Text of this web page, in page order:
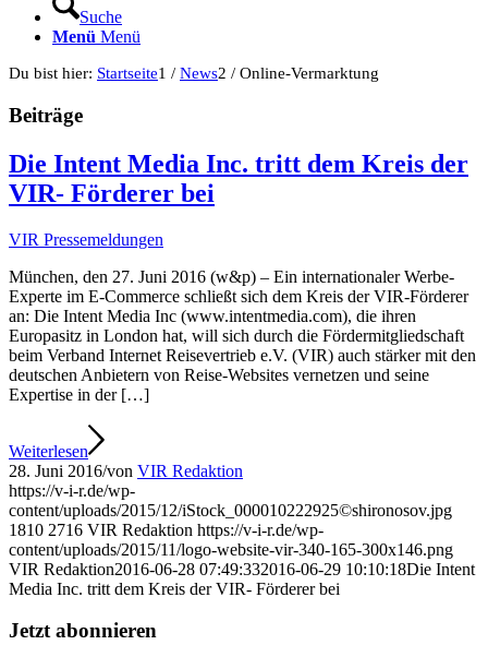
Suche
Menü Menü
Du bist hier: Startseite1 / News2 / Online-Vermarktung
Beiträge
Die Intent Media Inc. tritt dem Kreis der
VIR- Förderer bei
VIR Pressemeldungen
München, den 27. Juni 2016 (w&p) – Ein internationaler Werbe-
Experte im E-Commerce schließt sich dem Kreis der VIR-Förderer
an: Die Intent Media Inc (www.intentmedia.com), die ihren
Europasitz in London hat, will sich durch die Fördermitgliedschaft
beim Verband Internet Reisevertrieb e.V. (VIR) auch stärker mit den
deutschen Anbietern von Reise-Websites vernetzen und seine
Expertise in der […]
Weiterlesen
28. Juni 2016/von VIR Redaktion
https://v-i-r.de/wp-
content/uploads/2015/12/iStock_000010222925©shironosov.jpg
1810 2716 VIR Redaktion https://v-i-r.de/wp-
content/uploads/2015/11/logo-website-vir-340-165-300x146.png
VIR Redaktion2016-06-28 07:49:332016-06-29 10:10:18Die Intent
Media Inc. tritt dem Kreis der VIR- Förderer bei
Jetzt abonnieren